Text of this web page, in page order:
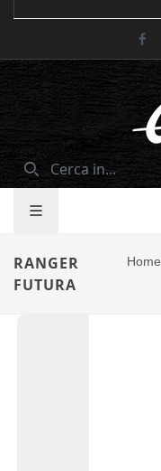
RANGER
FUTURA
Home